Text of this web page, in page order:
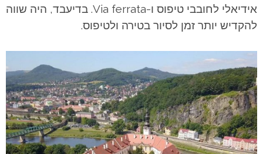
אידיאלי לחובבי טיפוס ו-Via ferrata. בדיעבד, היה שווה
להקדיש יותר זמן לסיור בטירה ולטיפוס.